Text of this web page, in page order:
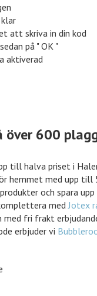
att skriva in din kod
på " OK "
aktiverad
600
till halva priset i
hemmet med upp
och spara
medJotex
med fri frakt
erbjuder vi
Expedia